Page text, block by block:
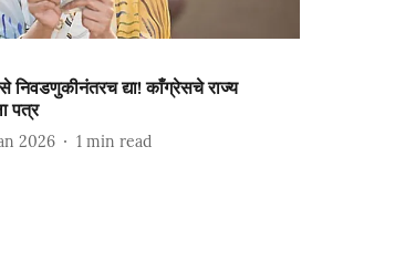
निवडणुकीनंतरच द्या! काँग्रेसचे राज्य
पत्र
2026 1 min read